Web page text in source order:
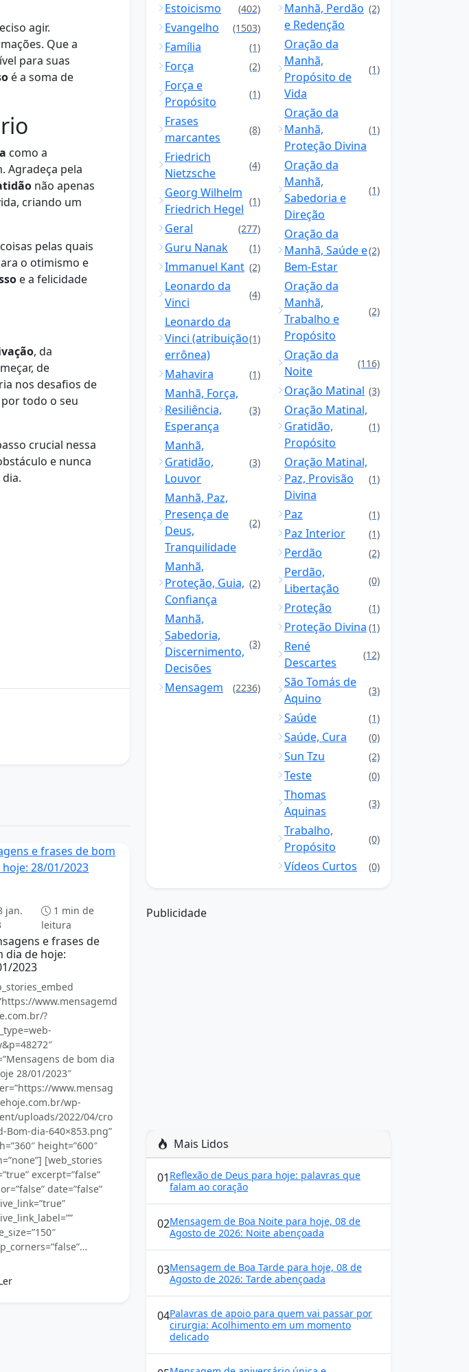
agir.
Que a
para suas
é a soma de
como a
Agradeça pela
não apenas
criando um
pelas quais
o otimismo e
e a felicidade
, da
de
nos desafios de
todo o seu
crucial nessa
e nunca
e frases de bom
28/01/2023
jan.
1 min de
leitura
e frases de
dia de hoje:
2023
www.mensagemd
?
de bom dia
28/01/2023″
www.mensag
wp-
uploads/2022/04/cro
Bom-dia-640×853.png”
height=”600″
[web_stories
excerpt=”false”
date=”false”
Estoicismo (402)
Evangelho (1503)
Família (1)
Força (2)
Força e
Propósito
(1)
Frases
marcantes
(8)
Friedrich
Nietzsche
(4)
Georg Wilhelm
Friedrich Hegel
(1)
Geral (277)
Guru Nanak (1)
Immanuel Kant (2)
Leonardo da
Vinci
(4)
Leonardo da
Vinci (atribuição
errônea)
(1)
Mahavira (1)
Manhã, Força,
Resiliência,
Esperança
(3)
Manhã,
Gratidão,
Louvor
(3)
Manhã, Paz,
Presença de
Deus,
Tranquilidade
(2)
Manhã,
Proteção, Guia,
Confiança
(2)
Manhã,
Sabedoria,
Discernimento,
Decisões
(3)
Mensagem (2236)
Manhã, Perdão
e Redenção
(2)
Oração da
Manhã,
Propósito de
Vida
(1)
Oração da
Manhã,
Proteção Divina
(1)
Oração da
Manhã,
Sabedoria e
Direção
(1)
Oração da
Manhã, Saúde e
Bem-Estar
(2)
Oração da
Manhã,
Trabalho e
Propósito
(2)
Oração da
Noite
(116)
Oração Matinal (3)
Oração Matinal,
Gratidão,
Propósito
(1)
Oração Matinal,
Paz, Provisão
Divina
(1)
Paz (1)
Paz Interior (1)
Perdão (2)
Perdão,
Libertação
(0)
Proteção (1)
Proteção Divina (1)
René
Descartes
(12)
São Tomás de
Aquino
(3)
Saúde (1)
Saúde, Cura (0)
Sun Tzu (2)
Teste (0)
Thomas
Aquinas
(3)
Trabalho,
Propósito
(0)
Vídeos Curtos (0)
Publicidade
Mais Lidos
01 Reflexão de Deus para hoje: palavras que
falam ao coração
02Mensagem de Boa Noite para hoje, 08 de
Agosto de 2026: Noite abençoada
03Mensagem de Boa Tarde para hoje, 08 de
Agosto de 2026: Tarde abençoada
04Palavras de apoio para quem vai passar por
cirurgia: Acolhimento em um momento
delicado